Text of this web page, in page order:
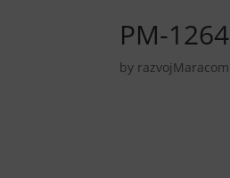
PM-1264
by razvojMaracom